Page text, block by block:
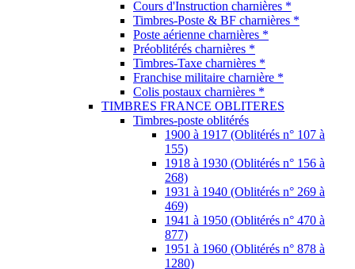
Cours d'Instruction charnières *
Timbres-Poste & BF charnières *
Poste aérienne charnières *
Préoblitérés charnières *
Timbres-Taxe charnières *
Franchise militaire charnière *
Colis postaux charnières *
TIMBRES FRANCE OBLITERES
Timbres-poste oblitérés
1900 à 1917 (Oblitérés n° 107 à
155)
1918 à 1930 (Oblitérés n° 156 à
268)
1931 à 1940 (Oblitérés n° 269 à
469)
1941 à 1950 (Oblitérés n° 470 à
877)
1951 à 1960 (Oblitérés n° 878 à
1280)